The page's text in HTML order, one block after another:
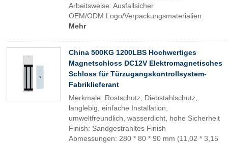
Arbeitsweise: Ausfallsicher
OEM/ODM:Logo/Verpackungsmaterialien
Mehr
China 500KG 1200LBS Hochwertiges
Magnetschloss DC12V Elektromagnetisches
Schloss für Türzugangskontrollsystem-
Fabriklieferant
Merkmale: Rostschutz, Diebstahlschutz,
langlebig, einfache Installation,
umweltfreundlich, wasserdicht, hohe Sicherheit
Finish: Sandgestrahltes Finish
Abmessungen: 280 * 80 * 90 mm (11,02 * 3,15